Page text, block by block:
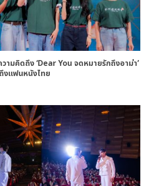
ามคิดถึง ‘Dear You จดหมายรักถึงอาม่า’
งแฟนหนังไทย